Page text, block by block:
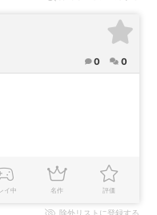
0 0
イ中 名作 評価
除外リストに登録する